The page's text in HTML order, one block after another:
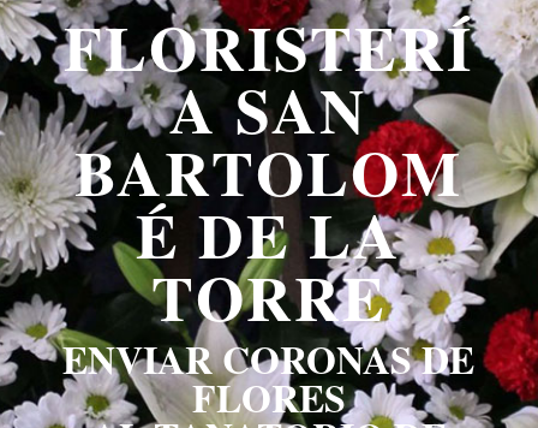
FLORISTERÍ
A SAN
BARTOLOM
É DE LA
TORRE
ENVIAR CORONAS DE
FLORES